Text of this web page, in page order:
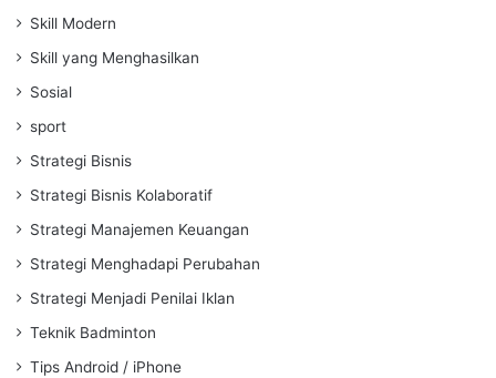
Skill Modern
Skill yang Menghasilkan
Sosial
sport
Strategi Bisnis
Strategi Bisnis Kolaboratif
Strategi Manajemen Keuangan
Strategi Menghadapi Perubahan
Strategi Menjadi Penilai Iklan
Teknik Badminton
Tips Android / iPhone